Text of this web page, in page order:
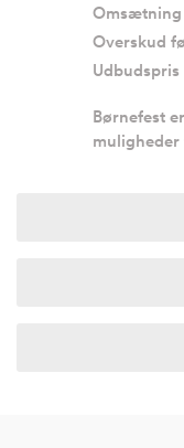
Omsætning
Overskud
Udbudspris
Børnefest